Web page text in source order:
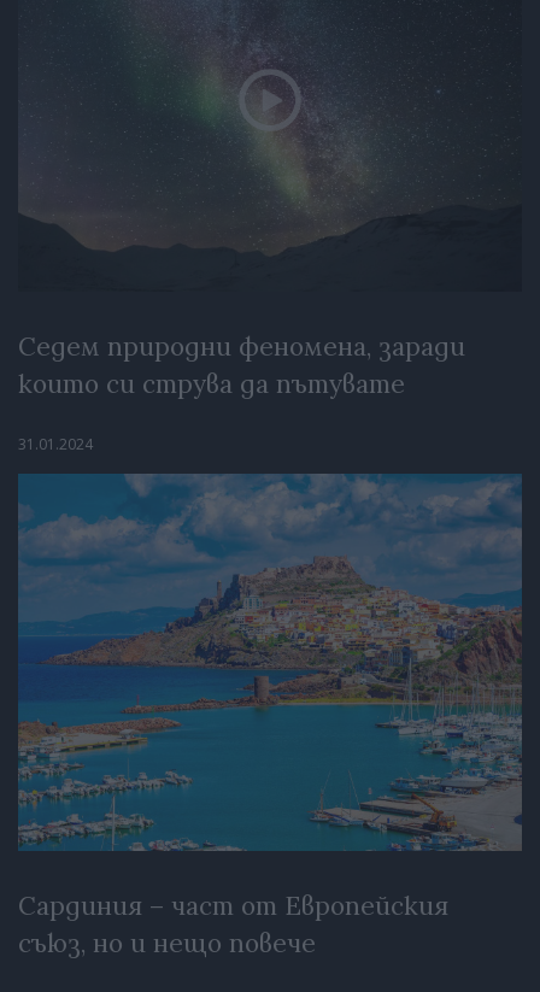
Седем природни феномена, заради
които си струва да пътувате
31.01.2024
Сардиния – част от Европейския
съюз, но и нещо повече